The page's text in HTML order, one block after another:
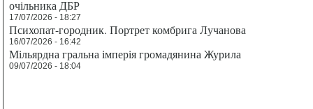
очільника ДБР
17/07/2026 - 18:27
Психопат-городник. Портрет комбрига Лучанова
16/07/2026 - 16:42
Мільярдна гральна імперія громадянина Журила
09/07/2026 - 18:04